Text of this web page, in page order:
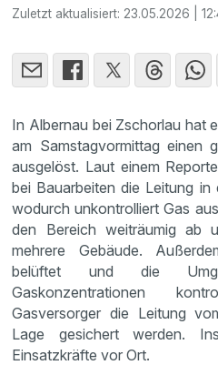
Zuletzt aktualisiert: 23.05.2026 |
In Albernau bei Zschorlau hat
am Samstagvormittag einen
ausgelöst. Laut einem
bei Bauarbeiten die Leitung in
wodurch unkontrolliert Gas
den Bereich weiträumig ab
mehrere Gebäude.
belüftet und die
Gaskonzentrationen
Gasversorger die Leitung
Lage gesichert werden.
Einsatzkräfte vor Ort.